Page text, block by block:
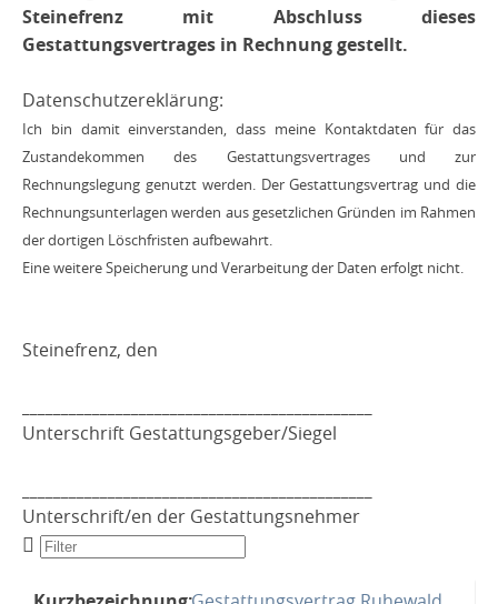
Steinefrenz mit Abschluss dieses
Gestattungsvertrages in Rechnung gestellt.
Datenschutzereklärung:
Ich bin damit einverstanden, dass meine Kontaktdaten für das
Zustandekommen des Gestattungsvertrages und zur
Rechnungslegung genutzt werden. Der Gestattungsvertrag und die
Rechnungsunterlagen werden aus gesetzlichen Gründen im Rahmen
der dortigen Löschfristen aufbewahrt.
Eine weitere Speicherung und Verarbeitung der Daten erfolgt nicht.
Steinefrenz, den
Unterschrift Gestattungsgeber/Siegel
Unterschrift/en der Gestattungsnehmer